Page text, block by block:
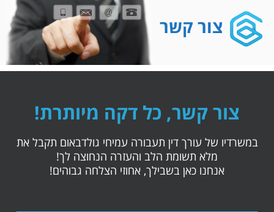
צור קשר
צור קשר, כל דקה מיותרת!
במשרדיו של עורך דין תעבורה עמיחי גולדבאום תקבל את
מלא תשומת הלב והעזרה הנחוצה לך!
אנחנו כאן בשבילך, אחוזי הצלחה גבוהים!